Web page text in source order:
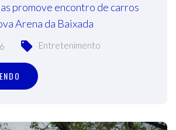
promove encontro de carros
Arena da Baixada
Entretenimento